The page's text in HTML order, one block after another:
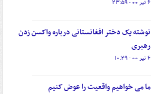
۶ تیر ۰۰ - ۲۳:۵۹
نوشته یک دختر افغانستانی درباره واکسن زدن
رهبری
۶ تیر ۰۰ - ۱۰:۲۹
ما می خواهیم واقعیت را عوض کنیم